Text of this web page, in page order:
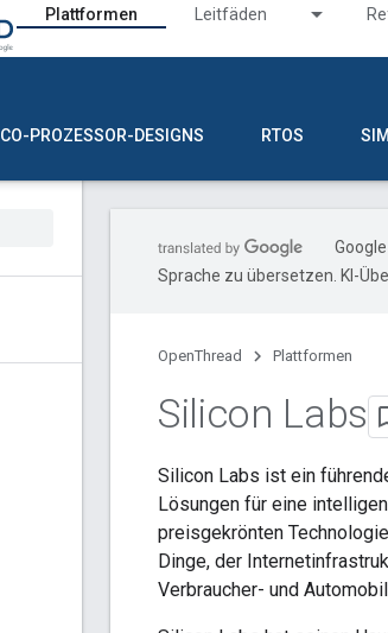
Plattformen Leitfäden
CO-PROZESSOR-DESIGNS RTOS
Sprache zu übersetzen. KI-
OpenThread Plattformen
Silicon Labs
Silicon Labs ist ein
Lösungen für eine
preisgekrönten
Dinge, der
Verbraucher- und